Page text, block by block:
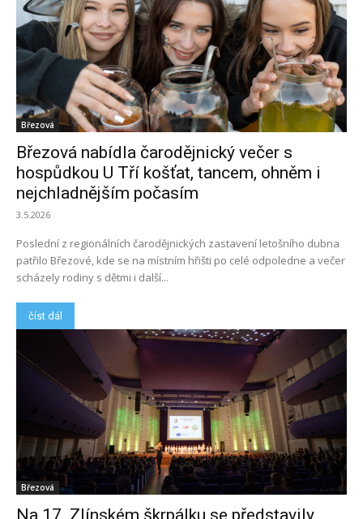
Březová
Březová nabídla čarodějnický večer s
hospůdkou U Tří košťat, tancem, ohněm i
nejchladnějším počasím
3.5.2026
Poslední z regionálních čarodějnických zastavení letošního dubna
patřilo Březové, kde se na místním hřišti po celé odpoledne a večer
scházely rodiny s dětmi i další...
číst dál
Březová
Na 17. Zlínském škrpálku se představily